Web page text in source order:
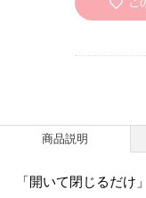
商品説明
「開いて閉じるだけ